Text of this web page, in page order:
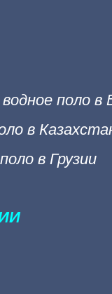
водное поло в
в
в Грузии